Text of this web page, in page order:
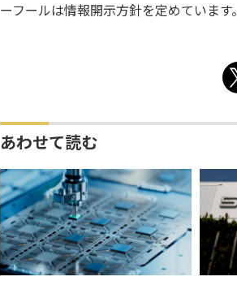
ーフールは情報開示方針を定めています。
あわせて読む